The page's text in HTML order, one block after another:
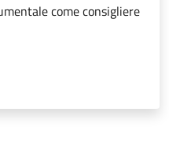
come consigliere